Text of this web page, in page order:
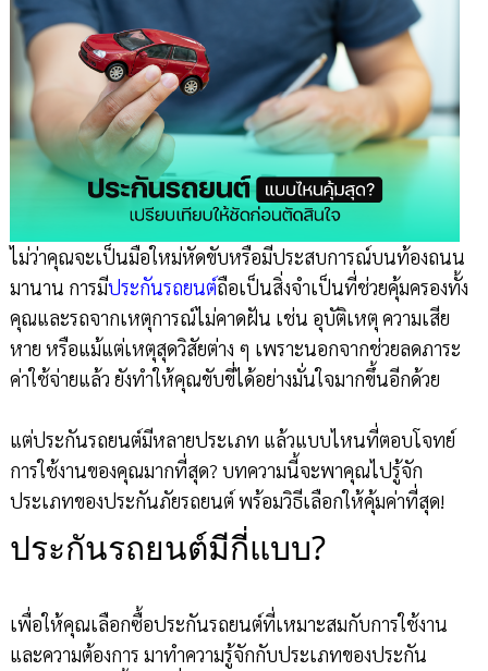
ไม่ว่าคุณจะเป็นมือใหม่หัดขับหรือมีประสบการณ์บนท้องถนน
มานาน การมีประกันรถยนต์ถือเป็นสิ่งจำเป็นที่ช่วยคุ้มครองทั้ง
คุณและรถจากเหตุการณ์ไม่คาดฝัน เช่น อุบัติเหตุ ความเสีย
หาย หรือแม้แต่เหตุสุดวิสัยต่าง ๆ เพราะนอกจากช่วยลดภาระ
ค่าใช้จ่ายแล้ว ยังทำให้คุณขับขี่ได้อย่างมั่นใจมากขึ้นอีกด้วย
แต่ประกันรถยนต์มีหลายประเภท แล้วแบบไหนที่ตอบโจทย์
การใช้งานของคุณมากที่สุด? บทความนี้จะพาคุณไปรู้จัก
ประเภทของประกันภัยรถยนต์ พร้อมวิธีเลือกให้คุ้มค่าที่สุด!
ประกันรถยนต์มีกี่แบบ?
เพื่อให้คุณเลือกซื้อประกันรถยนต์ที่เหมาะสมกับการใช้งาน
และความต้องการ มาทำความรู้จักกับประเภทของประกัน